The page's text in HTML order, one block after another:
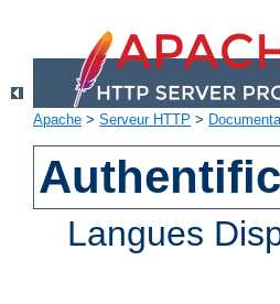
Apache > Serveur HTTP >
Langues